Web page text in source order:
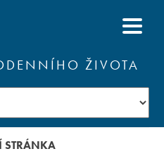
ŽIVOTA
STRÁNKA